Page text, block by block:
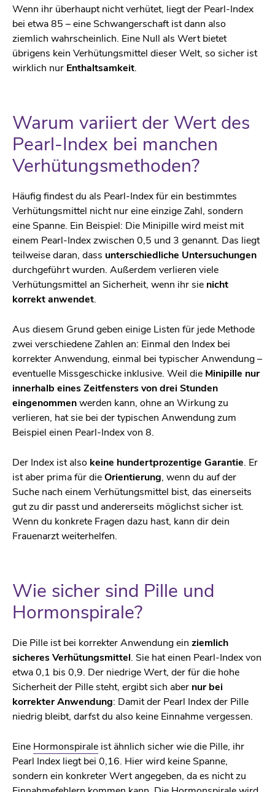
Wenn ihr überhaupt nicht verhütet, liegt der Pearl-Index
bei etwa 85 – eine Schwangerschaft ist dann also
ziemlich wahrscheinlich. Eine Null als Wert bietet
übrigens kein Verhütungsmittel dieser Welt, so sicher ist
wirklich nur Enthaltsamkeit.
Warum variiert der Wert des
Pearl-Index bei manchen
Verhütungsmethoden?
Häufig findest du als Pearl-Index für ein bestimmtes
Verhütungsmittel nicht nur eine einzige Zahl, sondern
eine Spanne. Ein Beispiel: Die Minipille wird meist mit
einem Pearl-Index zwischen 0,5 und 3 genannt. Das liegt
teilweise daran, dass unterschiedliche Untersuchungen
durchgeführt wurden. Außerdem verlieren viele
Verhütungsmittel an Sicherheit, wenn ihr sie nicht
korrekt anwendet.
Aus diesem Grund geben einige Listen für jede Methode
zwei verschiedene Zahlen an: Einmal den Index bei
korrekter Anwendung, einmal bei typischer Anwendung –
eventuelle Missgeschicke inklusive. Weil die Minipille nur
innerhalb eines Zeitfensters von drei Stunden
eingenommenwerden kann, ohne an Wirkung zu
verlieren, hat sie bei der typischen Anwendung zum
Beispiel einen Pearl-Index von 8.
Der Index ist also keine hundertprozentige Garantie. Er
ist aber prima für dieOrientierung, wenn du auf der
Suche nach einem Verhütungsmittel bist, das einerseits
gut zu dir passt und andererseits möglichst sicher ist.
Wenn du konkrete Fragen dazu hast, kann dir dein
Frauenarzt weiterhelfen.
Wie sicher sind Pille und
Hormonspirale?
Die Pille ist bei korrekter Anwendung ein ziemlich
sicheres Verhütungsmittel. Sie hat einen Pearl-Index von
etwa 0,1 bis 0,9. Der niedrige Wert, der für die hohe
Sicherheit der Pille steht, ergibt sich aber nur bei
korrekter Anwendung: Damit der Pearl Index der Pille
niedrig bleibt, darfst du also keine Einnahme vergessen.
Eine Hormonspirale ist ähnlich sicher wie die Pille, ihr
Pearl Index liegt bei 0,16. Hier wird keine Spanne,
sondern ein konkreter Wert angegeben, da es nicht zu